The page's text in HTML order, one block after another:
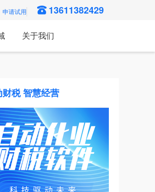
13611382429
关于我们
财税 智慧经营